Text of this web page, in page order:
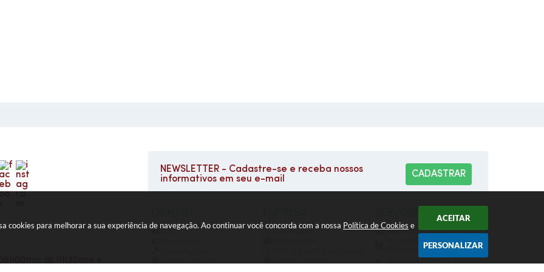
cookies para melhorar a sua experiência de navegação. Ao continuar você concorda com a nossa Política de Cookies e
ACEITAR
PERSONALIZAR
NEWSLETTER - Cadastre-se e receba nossos
informativos em seu e-mail
CADASTRAR
WebMail
Holerite On-line
(Externo)
Holerite On-line